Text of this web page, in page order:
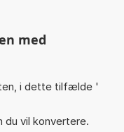
med
i dette tilfælde '
vil konvertere.